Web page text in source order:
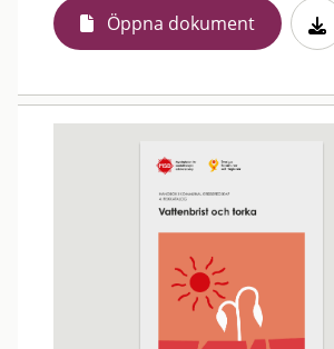
Öppna dokument